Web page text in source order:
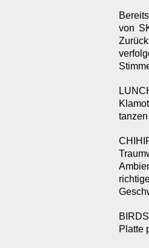
von
Platte